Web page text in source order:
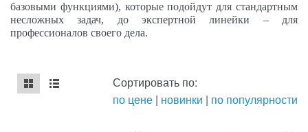
базовыми функциями), которыеподойдут для стандартным
несложных задач, до экспертной линейки – для
профессионалов своего дела.
mse2_chunk_default
mse2_chunk_alternate
Сортировать по:
по цене | новинки | по популярности